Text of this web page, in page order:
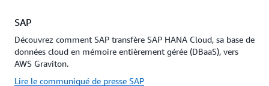
SAP
Découvrez comment SAP transfère SAP HANA Cloud, sa base de
données cloud en mémoire entièrement gérée (DBaaS), vers
AWS Graviton.
Lire le communiqué de presse SAP